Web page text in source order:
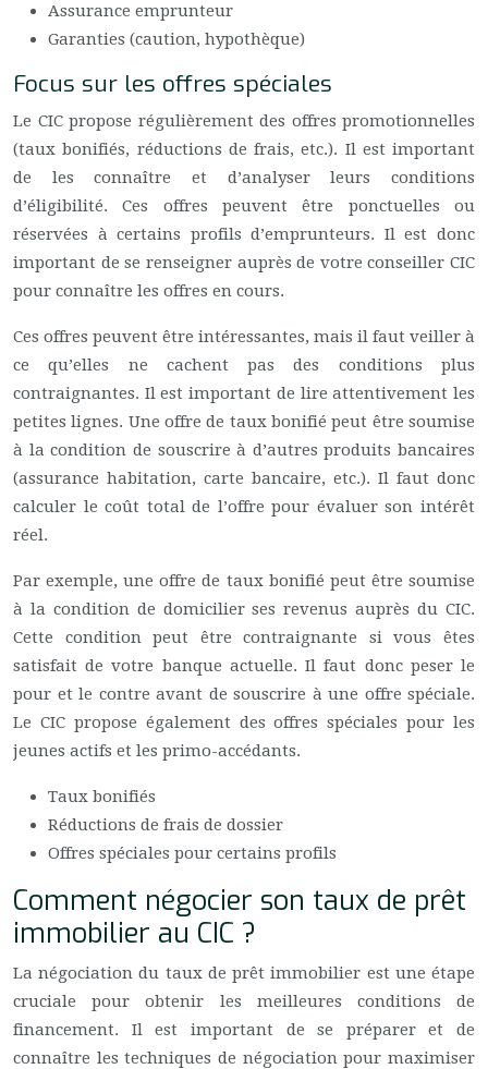
Assurance emprunteur
Garanties (caution, hypothèque)
Focus sur les offres spéciales
Le CIC propose régulièrement des offres promotionnelles
(taux bonifiés, réductions de frais, etc.). Il est important
de les connaître et d’analyser leurs conditions
d’éligibilité. Ces offres peuvent être ponctuelles ou
réservées à certains profils d’emprunteurs. Il est donc
important de se renseigner auprès de votre conseiller CIC
pour connaître les offres en cours.
Ces offres peuvent être intéressantes, mais il faut veiller à
ce qu’elles ne cachent pas des conditions plus
contraignantes. Il est important de lire attentivement les
petites lignes. Une offre de taux bonifié peut être soumise
à la condition de souscrire à d’autres produits bancaires
(assurance habitation, carte bancaire, etc.). Il faut donc
calculer le coût total de l’offre pour évaluer son intérêt
réel.
Par exemple, une offre de taux bonifié peut être soumise
à la condition de domicilier ses revenus auprès du CIC.
Cette condition peut être contraignante si vous êtes
satisfait de votre banque actuelle. Il faut donc peser le
pour et le contre avant de souscrire à une offre spéciale.
Le CIC propose également des offres spéciales pour les
jeunes actifs et les primo-accédants.
Taux bonifiés
Réductions de frais de dossier
Offres spéciales pour certains profils
Comment négocier son taux de prêt
immobilier au CIC ?
La négociation du taux de prêt immobilier est une étape
cruciale pour obtenir les meilleures conditions de
financement. Il est important de se préparer et de
connaître les techniques de négociation pour maximiser